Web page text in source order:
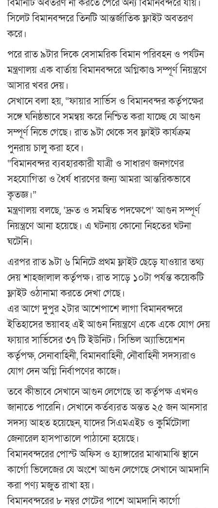
বিমানটি অবতরণ না করতে পেরে অন্য বিমানবন্দরে যায়।
সিলেট বিমানবন্দরে তিনটি আন্তর্জাতিক ফ্লাইট অবতরণ
করে।
পরে রাত ৯টার দিকে বেসামরিক বিমান পরিবহন ও পর্যটন
মন্ত্রণালয় এক বার্তায় বিমানবন্দরে অগ্নিকাণ্ড সম্পূর্ণ নিয়ন্ত্রণে
আসার খবর দেয়।
সেখানে বলা হয়, “ফায়ার সার্ভিস ও বিমানবন্দর কর্তৃপক্ষের
সঙ্গে ঘনিষ্ঠভাবে সমন্বয় করে নিশ্চিত করা যাচ্ছে যে আগুন
সম্পূর্ণ নিভে গেছে। রাত ৯টা থেকে সব ফ্লাইট কার্যক্রম
পুনরায় চালু করা হবে।
“বিমানবন্দর ব্যবহারকারী যাত্রী ও সাধারণ জনগণের
সহযোগিতা ও ধৈর্য ধারণের জন্য আমরা আন্তরিকভাবে
কৃতজ্ঞ।”
মন্ত্রণালয় বলছে, ‘দ্রুত ও সমন্বিত পদক্ষেপে’ আগুন সম্পূর্ণ
নিয়ন্ত্রণে আনা হয়েছে। এ ঘটনায় কোনো নিহতের ঘটনা
ঘটেনি।
এরপর রাত ৯টা ৬ মিনিটে প্রথম ফ্লাইট ছেড়ে যাওয়ার তথ্য
দেয় শাহজালাল কর্তৃপক্ষ। রাত সাড়ে ১০টা পর্যন্ত কয়েকটি
ফ্লাইট ওঠানামা করতে দেখা গেছে।
এর আগে দুপুর ২টার আশেপাশে লাগা বিমানবন্দরে
ইতিহাসের ভয়াবহ এই আগুন নিয়ন্ত্রণে একে একে যোগ দেয়
ফায়ার সার্ভিসের ৩৭ টি ইউনিট। সিভিল অ্যাভিয়েশন
কর্তৃপক্ষ, সেনাবাহিনী, বিমানবাহিনী, নৌবাহিনী সদস্যরাও
যোগ দেন অগ্নি নির্বাপণের কাজে।
তবে কীভাবে সেখানে আগুন লেগেছে তা কর্তৃপক্ষ এখনও
জানাতে পারেনি। সেখানে কর্তব্যরত অন্তত ২৫ জন আনসার
সদস্য আহত হয়েছেন, যাদের সিএমএইচ ও কুর্মিটোলা
জেনারেল হাসপাতালে পাঠানো হয়েছে।
বিমানবন্দরের পোস্ট অফিস ও হ্যাঙ্গারের মাঝামাঝি স্থানে
কার্গো ভিলেজের যে অংশে আগুন লেগেছে সেখানে আমদানি
করা পণ্য মজুত রাখা হয়।
বিমানবন্দরের ৮ নম্বর গেটের পাশে আমদানি কার্গো